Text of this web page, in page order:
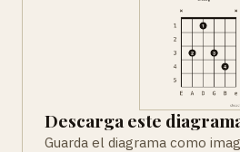
Descarga este
Guarda el diagrama como